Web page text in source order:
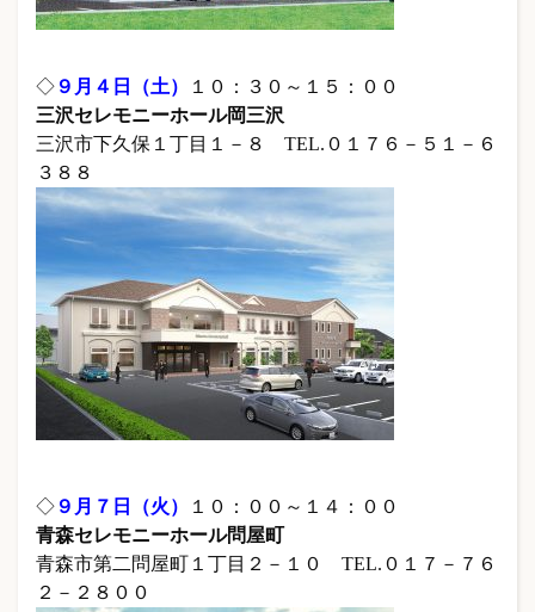
◇ ９月４ 日（土）
１０：３０～１５：００
三沢セレモニーホール岡三沢
三沢市下久保１丁目１－８ TEL.０１７６－５１－６
３８８
◇ ９月７日（火）
１０：００～１４：００
青森セレモニーホール問屋町
青森市第二問屋町１丁目２－１０ TEL.０１７－７６
２－２８００